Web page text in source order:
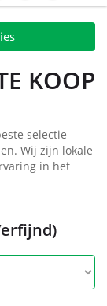
KOOP
selectie
Wij zijn lokale
in het